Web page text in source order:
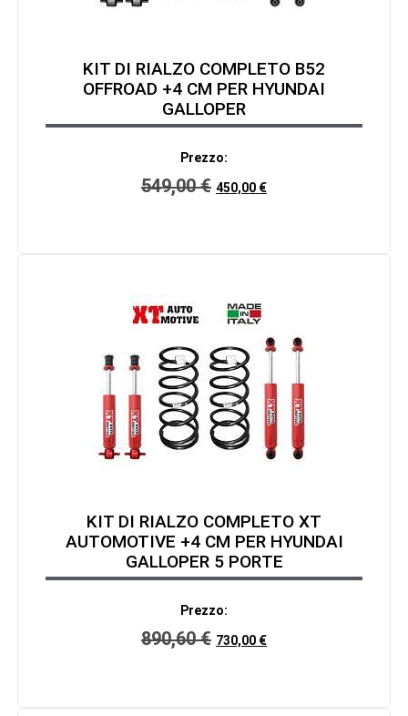
KIT DI RIALZO COMPLETO B52
OFFROAD +4 CM PER HYUNDAI
GALLOPER
Prezzo:
549,00€ 450,00 €
KIT DI RIALZO COMPLETO XT
AUTOMOTIVE +4 CM PER HYUNDAI
GALLOPER 5 PORTE
Prezzo:
890,60€ 730,00 €